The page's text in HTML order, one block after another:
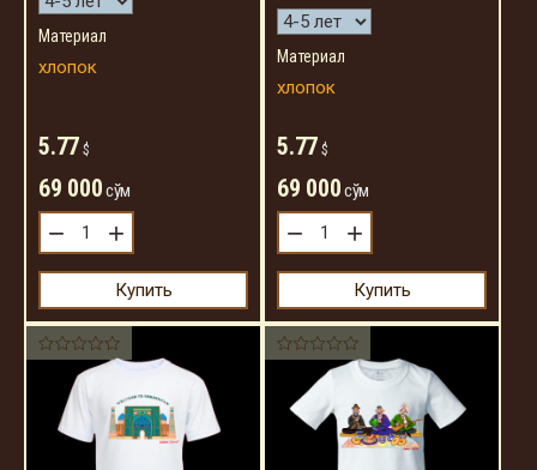
Материал
хлопок
5.77 $
69 000сўм
− +
Купить
Материал
хлопок
5.77 $
69 000сўм
− +
Купить